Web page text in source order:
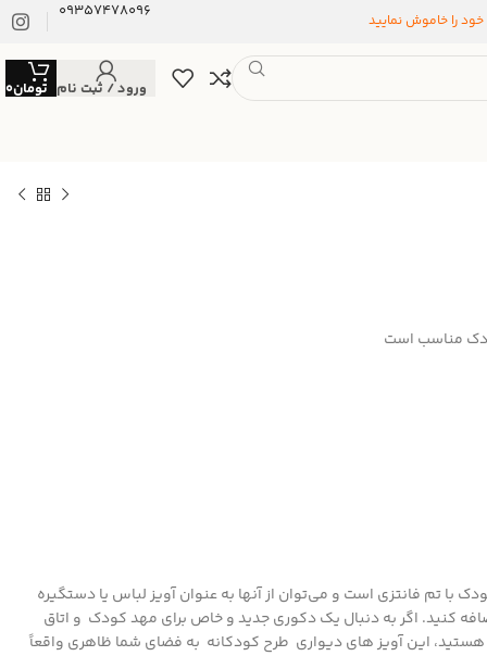
خود را خاموش نمایید 09357478096
ورود / ثبت نام تومان0
مناسب است
با تم فانتزی است و می‌توان از آنها به عنوان آویز لباس یا دستگیره
کنید. اگر به دنبال یک دکوری جدید و خاص برای مهد کودک و اتاق
این آویز های دیواری طرح کودکانه به فضای شما ظاهری واقعاً